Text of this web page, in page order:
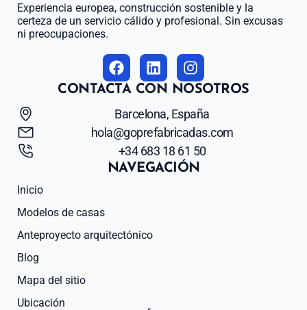
Experiencia europea, construcción sostenible y la
certeza de un servicio cálido y profesional. Sin excusas
ni preocupaciones.
CONTACTA CON NOSOTROS
Barcelona, España
hola@goprefabricadas.com
+34 683 18 61 50
NAVEGACIÓN
Inicio
Modelos de casas
Anteproyecto arquitectónico
Blog
Mapa del sitio
Ubicación